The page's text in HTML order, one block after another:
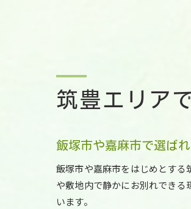
筑豊エリア
飯塚市や嘉麻市で選ば
飯塚市や嘉麻市をはじめとする
や敷地内で静かにお別れでき
います。